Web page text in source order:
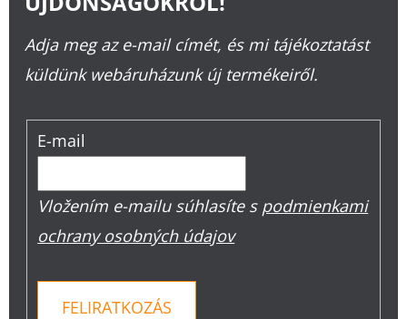
Adja meg az e-mail címét, és mi tájékoztatást
küldünk webáruházunk új termékeiről.
E-mail
Vložením e-mailu súhlasíte s podmienkami
ochrany osobných údajov
FELIRATKOZÁS